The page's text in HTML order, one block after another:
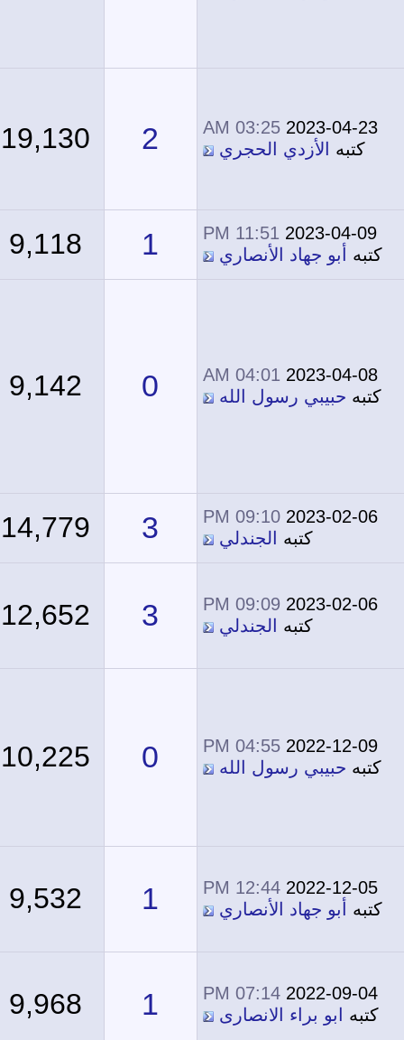
2023-04-23
03:25 AM
كتبهالأزدي الحجري 2
19,130
2023-04-09
11:51 PM
كتبهأبو جهاد الأنصاري 1
9,118
2023-04-08
04:01 AM
كتبهحبيبي رسول الله 0
9,142
2023-02-06
09:10 PM
كتبهالجندلي 3
14,779
2023-02-06
09:09 PM
كتبهالجندلي 3
12,652
2022-12-09
04:55 PM
كتبهحبيبي رسول الله 0
10,225
2022-12-05
12:44 PM
كتبهأبو جهاد الأنصاري 1
9,532
2022-09-04
07:14 PM
كتبهابو براء الانصارى 1
9,968